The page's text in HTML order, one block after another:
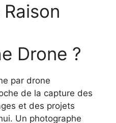
Drone ?
par drone
de la capture des
et des projets
Un photographe